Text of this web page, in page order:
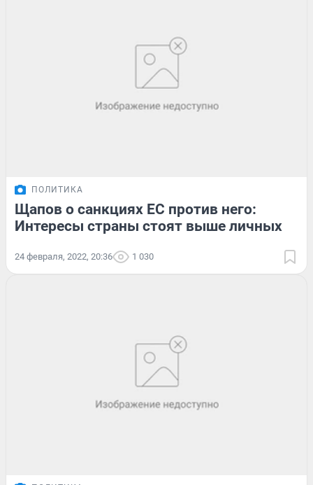
ПОЛИТИКА
Щапов о санкциях ЕС против него:
Интересы страны стоят выше личных
24 февраля, 2022, 20:36 1 030